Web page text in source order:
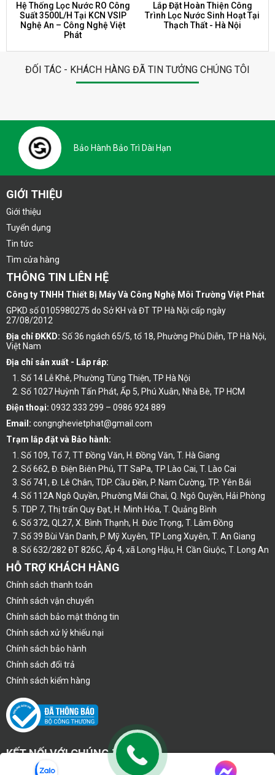
Hệ Thống Lọc Nước RO Công
Suất 3500L/H Tại KCN VSIP
Nghệ An – Công Nghệ Việt
Phát
Lắp Đặt Hoàn Thiện Công
Trình Lọc Nước Sinh Hoạt Tại
Thạch Thất - Hà Nội
ĐỐI TÁC - KHÁCH HÀNG ĐÃ TIN TƯỞNG CHÚNG TÔI
Bảo Hành Bảo Trì Dài Hạn
GIỚI THIỆU
Giới thiệu
Tuyển dụng
Tin tức
Tìm cửa hàng
THÔNG TIN LIÊN HỆ
Công ty TNHH Thiết Bị Máy Và Công Nghệ Môi Trường Việt Phát
GPKD số 0105980275 do Sở KH và ĐT TP Hà Nội cấp ngày
27/08/2012
Địa chỉ ĐKKD: Số 36 ngách 65/5, tổ 18, Phường Phú Diễn, TP Hà Nội,
Việt Nam
Địa chỉ sản xuất - Lắp ráp:
Số 14 Lễ Khê, Phường Tùng Thiện, TP Hà Nội
Số 1027 Huỳnh Tấn Phát, Ấp 5, Phú Xuân, Nhà Bè, TP HCM
Điện thoại: 0932 333 299 – 0986 924 889
Email: congnghevietphat@gmail.com
Trạm lắp đặt và Bảo hành:
Số 109, Tổ 7, TT Đồng Văn, H. Đồng Văn, T. Hà Giang
Số 662, Đ. Điện Biên Phủ, TT SaPa, TP Lào Cai, T. Lào Cai
Số 741, Đ. Lê Chân, TDP. Cầu Đền, P. Nam Cường, TP. Yên Bái
Số 112A Ngô Quyền, Phường Mái Chai, Q. Ngô Quyền, Hải Phòng
TDP 7, Thị trấn Quy Đạt, H. Minh Hóa, T. Quảng Bình
Số 372, QL27, X. Bình Thạnh, H. Đức Trọng, T. Lâm Đồng
Số 39 Bùi Văn Danh, P. Mỹ Xuyên, TP Long Xuyên, T. An Giang
Số 632/282 ĐT 826C, Ấp 4, xã Long Hậu, H. Cần Giuộc, T. Long An
HỖ TRỢ KHÁCH HÀNG
Chính sách thanh toán
Chính sách vận chuyển
Chính sách bảo mật thông tin
Chính sách xử lý khiếu nại
Chính sách bảo hành
Chính sách đổi trả
Chính sách kiểm hàng
KẾT NỐI VỚI CHÚNG TÔI